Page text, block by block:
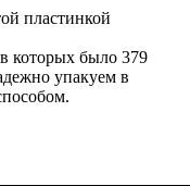
пластинкой
которых было 379
упакуем в